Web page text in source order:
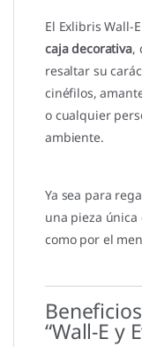
El Exlibris Wall-
caja decorativa,
resaltar su
cinéfilos,
o cualquier
ambiente.
Ya sea para
una pieza
como por el
“Wall-E y